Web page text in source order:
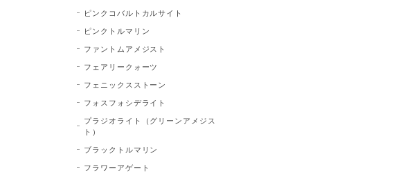
ピンクコバルトカルサイト
ピンクトルマリン
ファントムアメジスト
フェアリークォーツ
フェニックスストーン
フォスフォシデライト
プラジオライト（グリーンアメジス
ト）
ブラックトルマリン
フラワーアゲート